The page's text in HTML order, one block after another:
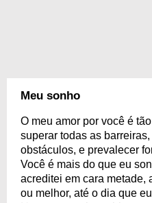
Meu sonho
O meu amor por você é
superar todas as
obstáculos, e prevalecer
Você é mais do que eu
acreditei em cara metade,
ou melhor, até o dia que